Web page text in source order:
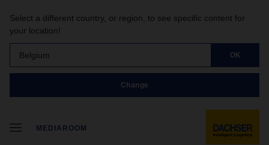
Select a different country, or region, to see specific content for
your location!
Belgium OK
Change
MEDIAROOM